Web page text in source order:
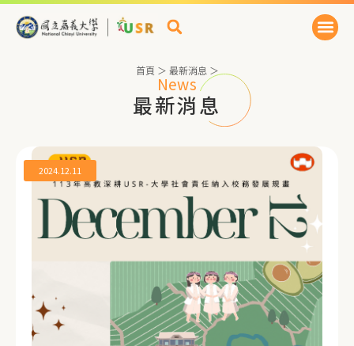
News
最新消息
首頁 ＞ 最新消息 ＞
2024.12.11